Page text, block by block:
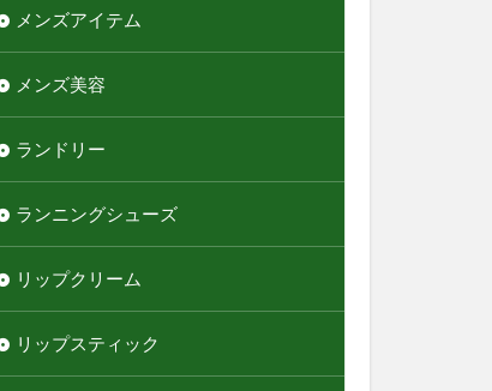
メンズアイテム
メンズ美容
ランドリー
ランニングシューズ
リップクリーム
リップスティック